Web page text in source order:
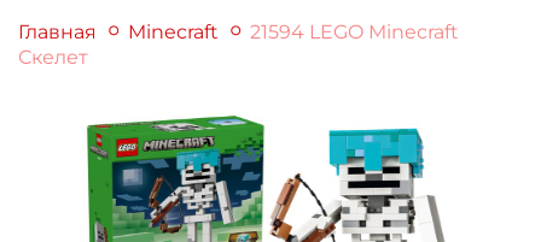
Главная Minecraft
21594 LEGO Minecraft
Скелет